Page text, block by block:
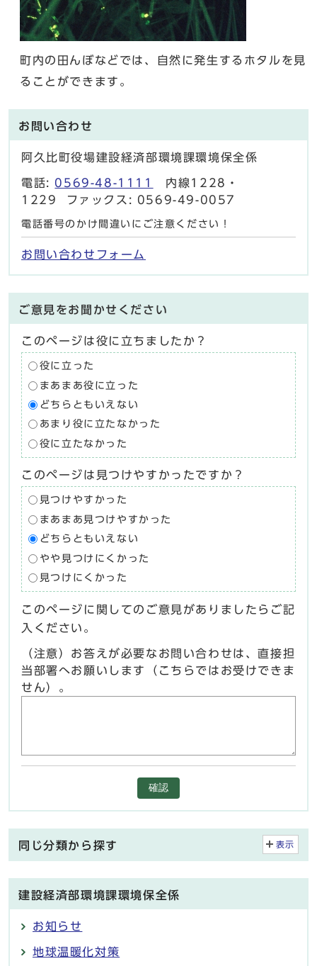
町内の田んぼなどでは、自然に発生するホタルを見
ることができます。
お問い合わせ
阿久比町役場建設経済部環境課環境保全係
電話: 0569-48-1111
内線1228・
1229 ファックス: 0569-49-0057
電話番号のかけ間違いにご注意ください！
お問い合わせフォーム
ご意見をお聞かせください
このページは役に立ちましたか？
役に立った
まあまあ役に立った
どちらともいえない
あまり役に立たなかった
役に立たなかった
このページは見つけやすかったですか？
見つけやすかった
まあまあ見つけやすかった
どちらともいえない
やや見つけにくかった
見つけにくかった
このページに関してのご意見がありましたらご記
入ください。
（注意）お答えが必要なお問い合わせは、直接担
当部署へお願いします（こちらではお受けできま
せん）。
確認
同じ分類から探す 表示
建設経済部環境課環境保全係
お知らせ
地球温暖化対策